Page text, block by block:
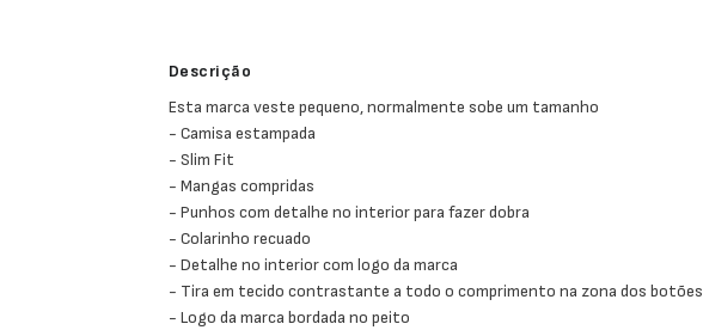
Descrição
Esta marca veste pequeno, normalmente sobe um tamanho
- Camisa estampada
- Slim Fit
- Mangas compridas
- Punhos com detalhe no interior para fazer dobra
- Colarinho recuado
- Detalhe no interior com logo da marca
- Tira em tecido contrastante a todo o comprimento na zona dos botões
- Logo da marca bordada no peito